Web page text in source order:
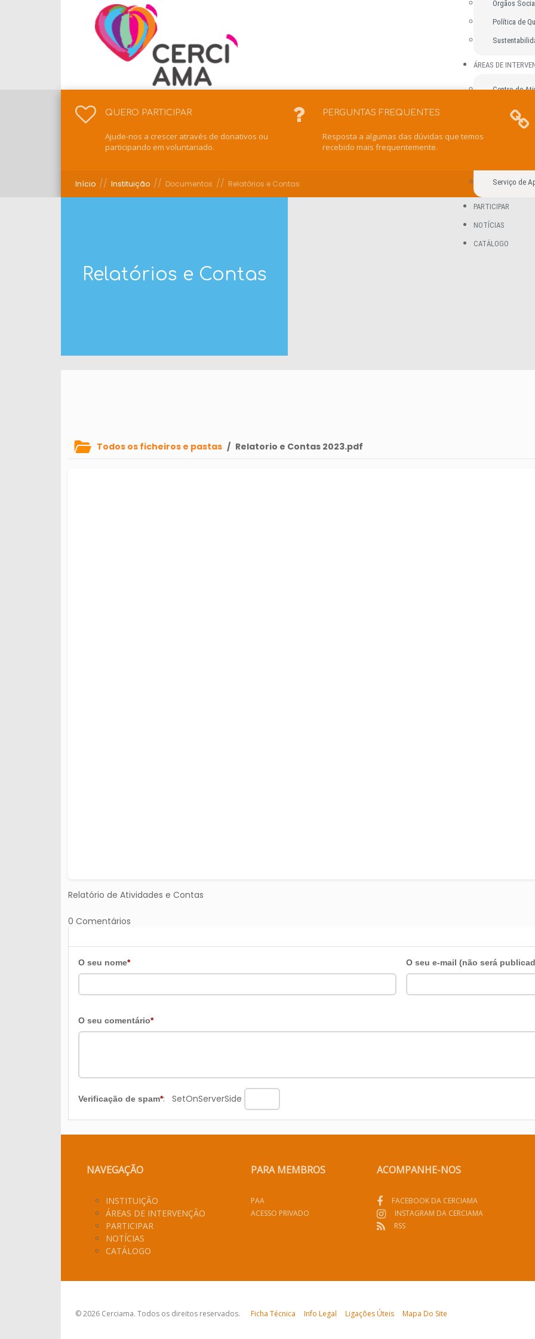
Órgãos
Política de
ÁREAS DE
Centro de
Unidade
Escola de
Intervenção
Serviço de
PARTICIPAR
NOTÍCIAS
CATÁLOGO
QUERO PARTICIPAR
Ajude-nos a crescer através de donativos ou
participando em voluntariado.
PERGUNTAS FREQUENTES
Resposta a algumas das dúvidas que temos
recebido mais frequentemente.
Início // Instituição // Documentos // Relatórios e Contas
Relatórios e Contas
Todos os ficheiros e pastas / Relatorio e Contas 2023.pdf
Relatório de Atividades e Contas
0 Comentários
O seu nome* O seu e-mail (não será
O seu comentário*
Verificação de spam*: SetOnServerSide
NAVEGAÇÃO
INSTITUIÇÃO
ÁREAS DE INTERVENÇÃO
PARTICIPAR
NOTÍCIAS
CATÁLOGO
PARA MEMBROS
PAA
ACESSO PRIVADO
ACOMPANHE-NOS
FACEBOOK DA CERCIAMA
INSTAGRAM DA CERCIAMA
RSS
© 2026 Cerciama. Todos os direitos reservados. Ficha Técnica Info Legal Ligações Úteis Mapa Do Site